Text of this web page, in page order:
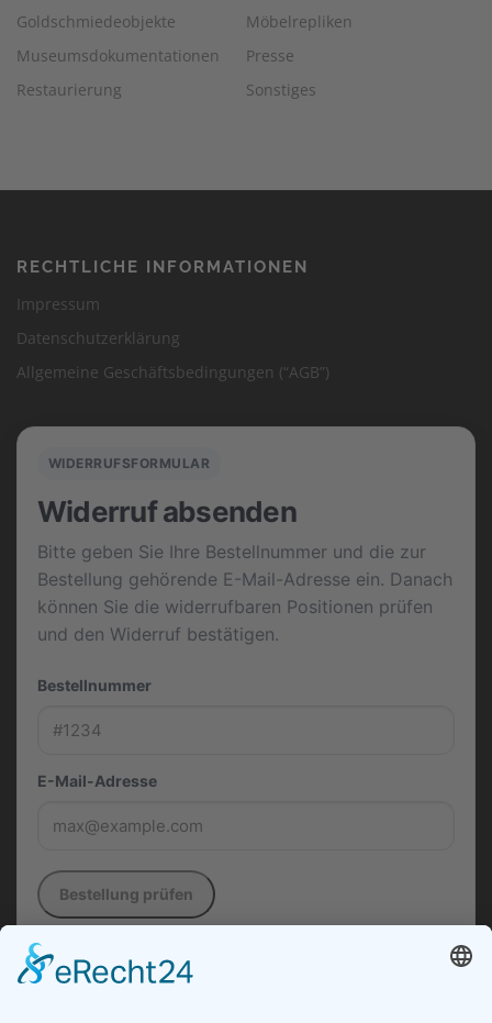
Goldschmiedeobjekte
Möbelrepliken
Museumsdokumentationen
Presse
Restaurierung
Sonstiges
RECHTLICHE INFORMATIONEN
Impressum
Datenschutzerklärung
Allgemeine Geschäftsbedingungen (“AGB”)
WIDERRUFSFORMULAR
Widerruf absenden
Bitte geben Sie Ihre Bestellnummer und die zur
Bestellung gehörende E-Mail-Adresse ein. Danach
können Sie die widerrufbaren Positionen prüfen
und den Widerruf bestätigen.
Bestellnummer
E-Mail-Adresse
Bestellung prüfen
Die in diesem Formular verwendeten Daten werden
ausschließlich zur Entgegennahme, Dokumentation